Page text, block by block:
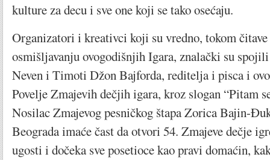
kulture za decu i sve one koji se tako osećaju.
Organizatori i kreativci koji su vredno, tokom
osmišljavanju ovogodišnjih Igara, znalački su
Neven i Timoti Džon Bajforda, reditelja i pisca i
Povelje Zmajevih dečjih igara, kroz slogan “Pitam
Nosilac Zmajevog pesničkog štapa Zorica Bajin-
Beograda imaće čast da otvori 54. Zmajeve dečje
ugosti i dočeka sve posetioce kao pravi domaćin,